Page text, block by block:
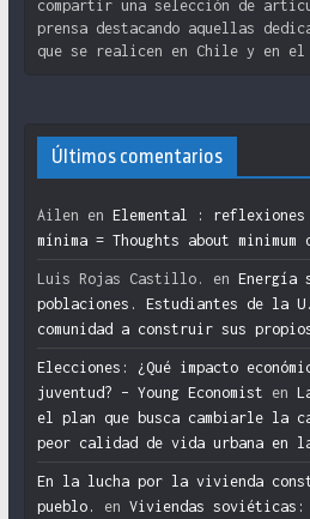
compartir una selección de
prensa destacando aquellas
que se realicen en Chile y en
Últimos comentarios
Ailen en Elemental :
mínima = Thoughts about
Luis Rojas Castillo. en Energía
poblaciones. Estudiantes de la
comunidad a construir sus
Elecciones: ¿Qué impacto
juventud? – Young Economist en
el plan que busca cambiarle la
peor calidad de vida urbana en la
En la lucha por la vivienda
pueblo.
en Viviendas